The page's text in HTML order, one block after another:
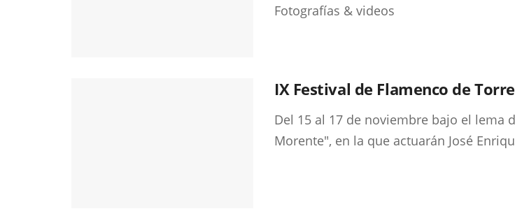
Fotografías & videos
IX Festival de Flamenco de
Del 15 al 17 de noviembre bajo el lema
Morente", en la que actuarán José